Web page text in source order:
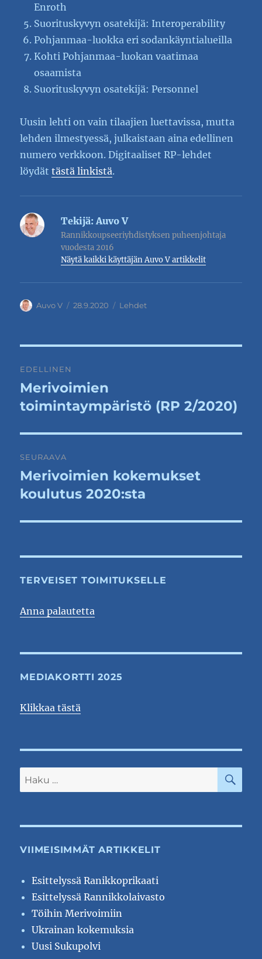
Enroth
Suorituskyvyn osatekijä: Interoperability
Pohjanmaa-luokka eri sodankäyntialueilla
Kohti Pohjanmaa-luokan vaatimaa
osaamista
Suorituskyvyn osatekijä: Personnel
Uusin lehti on vain tilaajien luettavissa, mutta
lehden ilmestyessä, julkaistaan aina edellinen
numero verkkoon. Digitaaliset RP-lehdet
löydättästä linkistä.
Tekijä: Auvo V
Rannikkoupseeriyhdistyksen puheenjohtaja
vuodesta 2016
Näytä kaikki käyttäjän Auvo V artikkelit
Kirjoittaja
Auvo V Julkaistu
28.9.2020 Kategoriat
Lehdet
selaus
EDELLINEN
Edellinen
artikkeli:
Merivoimien
toimintaympäristö (RP 2/2020)
SEURAAVA
Seuraava
artikkeli:
Merivoimien kokemukset
koulutus 2020:sta
TERVEISET TOIMITUKSELLE
Anna palautetta
MEDIAKORTTI 2025
Klikkaa tästä
Etsi:
VIIMEISIMMÄT ARTIKKELIT
Esittelyssä Ranikkoprikaati
Esittelyssä Rannikkolaivasto
Töihin Merivoimiin
Ukrainan kokemuksia
Uusi Sukupolvi